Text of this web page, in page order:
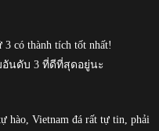
3 có thành tích tốt nhất!
อันดับ 3 ที่ดีที่สุดอยู่นะ
hào, Vietnam đá rất tự tin, phải